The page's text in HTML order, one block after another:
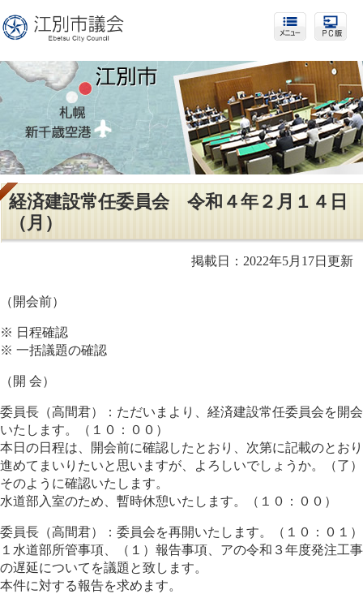
経済建設常任委員会 令和４年２月１４日
（月）
掲載日：2022年5月17日更新
（開会前）
※ 日程確認
※ 一括議題の確認
（開 会）
委員長（高間君）：ただいまより、経済建設常任委員会を開会
いたします。（１０：００）
本日の日程は、開会前に確認したとおり、次第に記載のとおり
進めてまいりたいと思いますが、よろしいでしょうか。（了）
そのように確認いたします。
水道部入室のため、暫時休憩いたします。（１０：００）
委員長（高間君）：委員会を再開いたします。（１０：０１）
１水道部所管事項、（１）報告事項、アの令和３年度発注工事
の遅延についてを議題と致します。
本件に対する報告を求めます。